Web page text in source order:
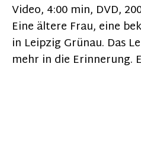
Video, 4:00 min, DVD,
Eine ältere Frau, eine
in Leipzig Grünau. Das
mehr in die Erinnerung.